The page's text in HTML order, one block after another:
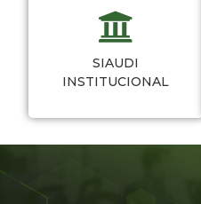
SIAUDI
INSTITUCIONAL